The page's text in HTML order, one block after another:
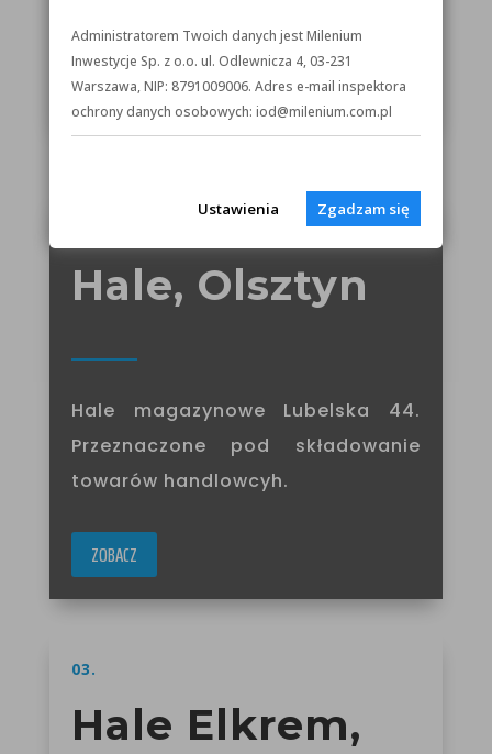
ZOBACZ
Hale, Olsztyn
Hale magazynowe Lubelska 44.
Przeznaczone pod składowanie
towarów handlowcyh.
ZOBACZ
03.
Hale Elkrem,
Administratorem Twoich danych jest Milenium
Inwestycje Sp. z o.o. ul. Odlewnicza 4, 03-231
Warszawa, NIP: 8791009006. Adres e-mail inspektora
ochrony danych osobowych: iod@milenium.com.pl
Ustawienia Zgadzam się